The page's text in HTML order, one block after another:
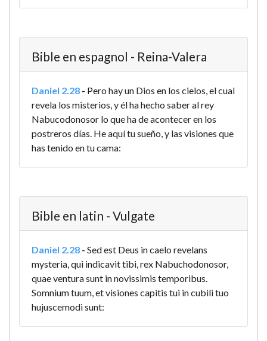
Bible en espagnol - Reina-Valera
Daniel 2.28 - Pero hay un Dios en los cielos, el cual
revela los misterios, y él ha hecho saber al rey
Nabucodonosor lo que ha de acontecer en los
postreros días. He aquí tu sueño, y las visiones que
has tenido en tu cama:
Bible en latin - Vulgate
Daniel 2.28 - Sed est Deus in caelo revelans
mysteria, qui indicavit tibi, rex Nabuchodonosor,
quae ventura sunt in novissimis temporibus.
Somnium tuum, et visiones capitis tui in cubili tuo
hujuscemodi sunt: